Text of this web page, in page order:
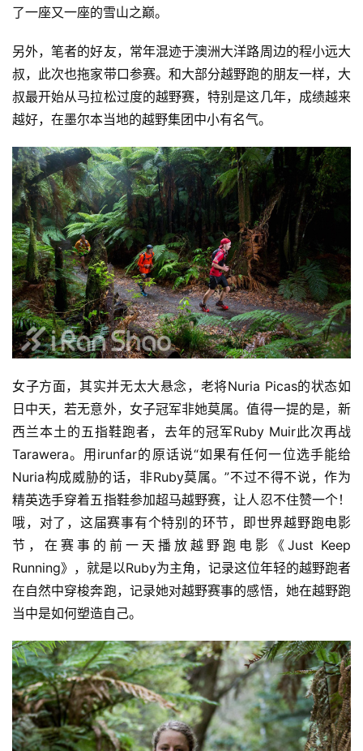
选
运
动
集
了一座又一座的雪山之巅。
另外，笔者的好友，常年混迹于澳洲大洋路周边的程小远大
叔，此次也拖家带口参赛。和大部分越野跑的朋友一样，大
叔最开始从马拉松过度的越野赛，特别是这几年，成绩越来
越好，在墨尔本当地的越野集团中小有名气。
女子方面，其实并无太大悬念，老将Nuria Picas的状态如
日中天，若无意外，女子冠军非她莫属。值得一提的是，新
西兰本土的五指鞋跑者，去年的冠军Ruby Muir此次再战
Tarawera。用irunfar的原话说“如果有任何一位选手能给
Nuria构成威胁的话，非Ruby莫属。”不过不得不说，作为
精英选手穿着五指鞋参加超马越野赛，让人忍不住赞一个！
哦，对了，这届赛事有个特别的环节，即世界越野跑电影
节，在赛事的前一天播放越野跑电影《Just Keep
Running》，就是以Ruby为主角，记录这位年轻的越野跑者
在自然中穿梭奔跑，记录她对越野赛事的感悟，她在越野跑
当中是如何塑造自己。